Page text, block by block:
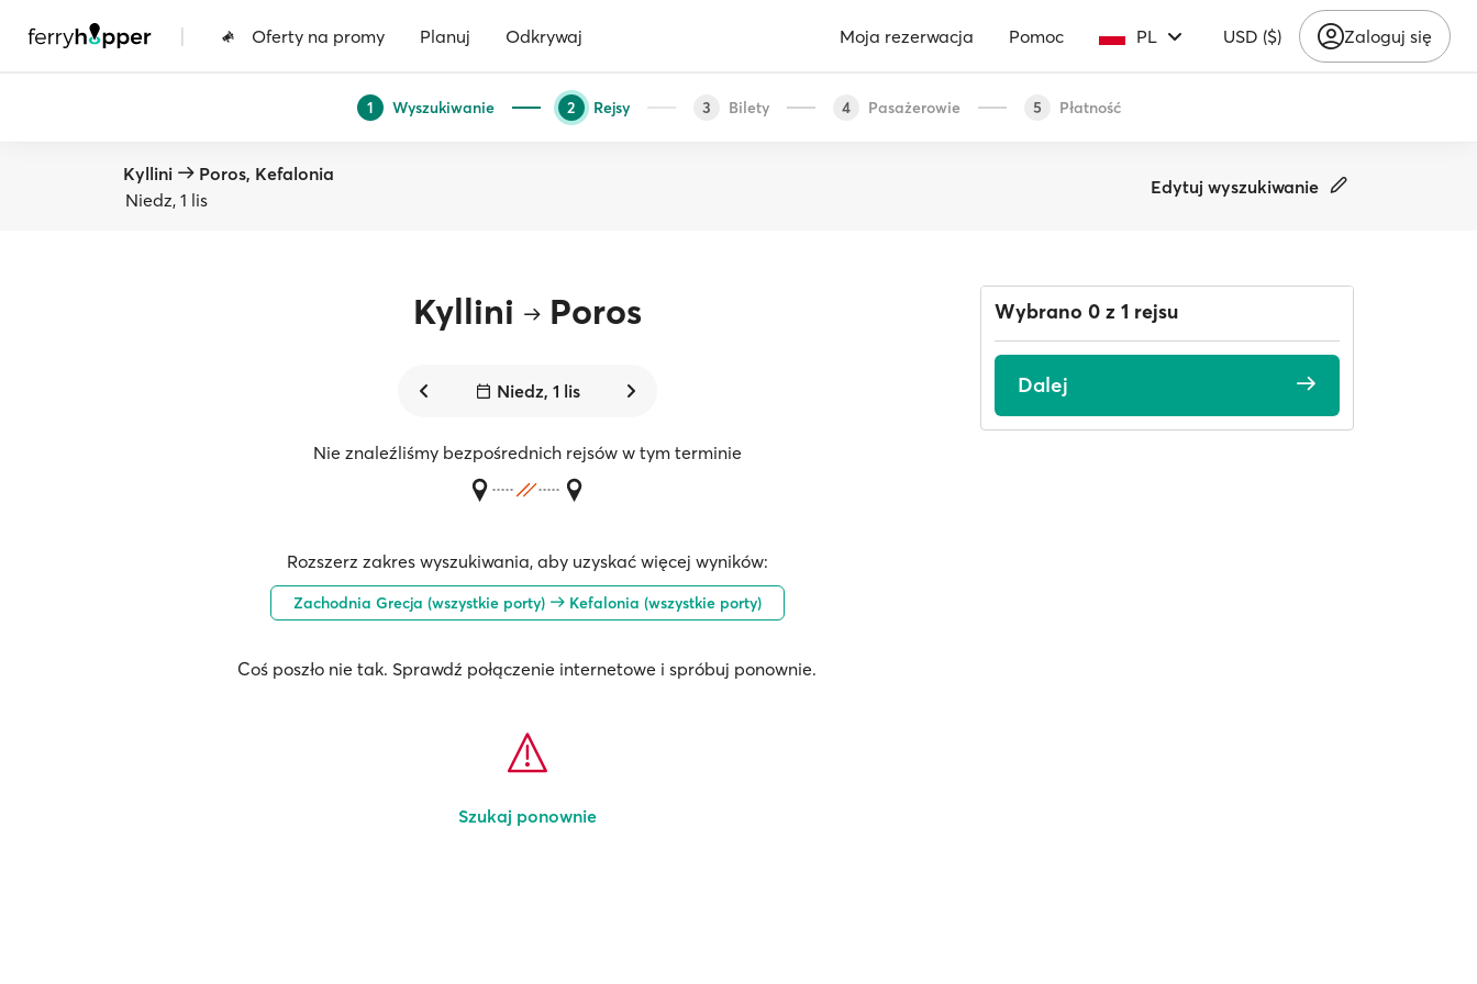
| Oferty na promy Planuj Odkrywaj Moja rezerwacja Pomoc PL USD ($) Zaloguj się
1 Wyszukiwanie 2 Rejsy 3 Bilety 4 Pasażerowie 5 Płatność
Kyllini
Poros, Kefalonia
Niedz, 1 lis
Edytuj wyszukiwanie
Kyllini Poros
Niedz, 1 lis
Nie znaleźliśmy bezpośrednich rejsów w tym terminie
Rozszerz zakres wyszukiwania, aby uzyskać więcej wyników:
Zachodnia Grecja (wszystkie porty) Kefalonia (wszystkie porty)
Coś poszło nie tak. Sprawdź połączenie internetowe i spróbuj ponownie.
Szukaj ponownie
Wybrano 0 z 1 rejsu
Dalej